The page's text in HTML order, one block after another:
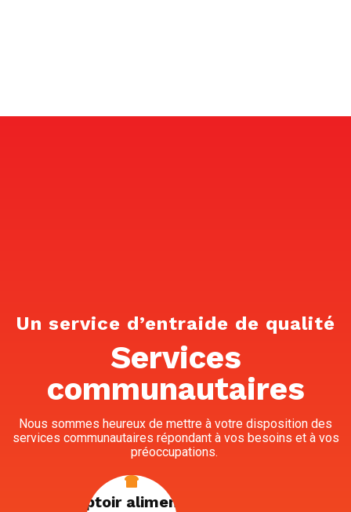
Un service d’entraide de qualité
Services
communautaires
Nous sommes heureux de mettre à votre disposition des
services communautaires répondant à vos besoins et à vos
préoccupations.
Comptoir alimentaire